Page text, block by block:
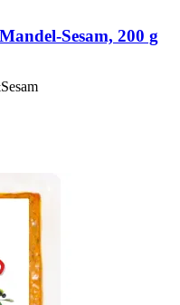
​Sesam, 200 g